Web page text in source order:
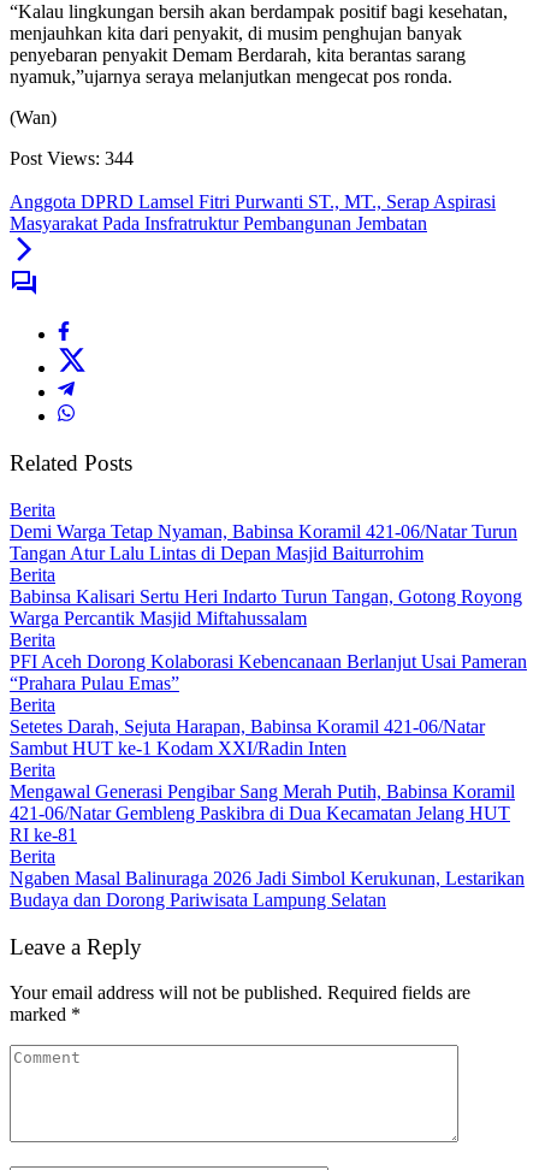
“Kalau lingkungan bersih akan berdampak positif bagi kesehatan,
menjauhkan kita dari penyakit, di musim penghujan banyak
penyebaran penyakit Demam Berdarah, kita berantas sarang
nyamuk,”ujarnya seraya melanjutkan mengecat pos ronda.
(Wan)
Post Views: 344
Anggota DPRD Lamsel Fitri Purwanti ST., MT., Serap Aspirasi
Masyarakat Pada Insfratruktur Pembangunan Jembatan
Related Posts
Berita
Demi Warga Tetap Nyaman, Babinsa Koramil 421-06/Natar Turun
Tangan Atur Lalu Lintas di Depan Masjid Baiturrohim
Berita
Babinsa Kalisari Sertu Heri Indarto Turun Tangan, Gotong Royong
Warga Percantik Masjid Miftahussalam
Berita
PFI Aceh Dorong Kolaborasi Kebencanaan Berlanjut Usai Pameran
“Prahara Pulau Emas”
Berita
Setetes Darah, Sejuta Harapan, Babinsa Koramil 421-06/Natar
Sambut HUT ke-1 Kodam XXI/Radin Inten
Berita
Mengawal Generasi Pengibar Sang Merah Putih, Babinsa Koramil
421-06/Natar Gembleng Paskibra di Dua Kecamatan Jelang HUT
RI ke-81
Berita
Ngaben Masal Balinuraga 2026 Jadi Simbol Kerukunan, Lestarikan
Budaya dan Dorong Pariwisata Lampung Selatan
Leave a Reply
Your email address will not be published. Required fields are
marked *